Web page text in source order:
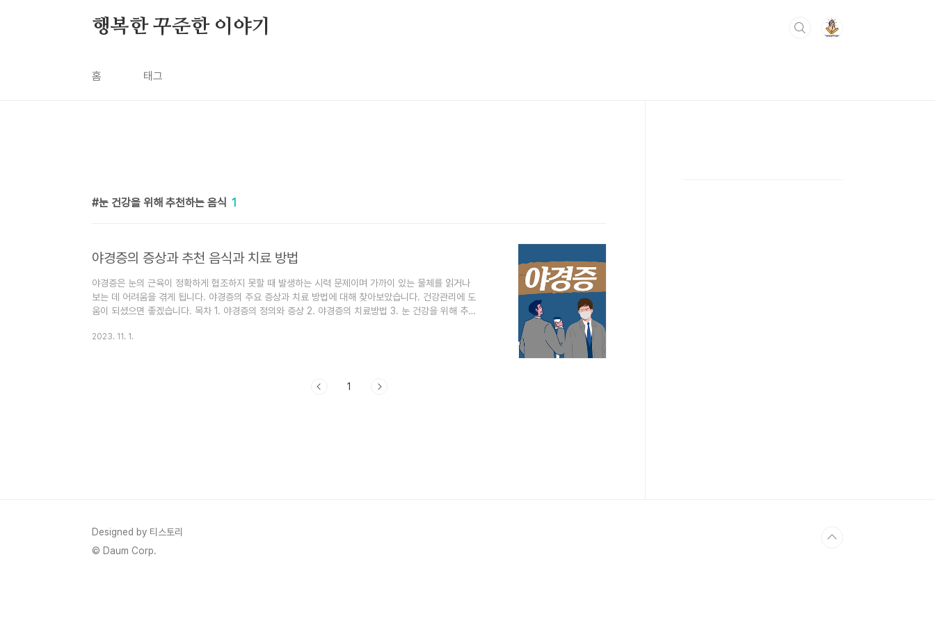
행복한 꾸준한 이야기
홈 태그
눈 건강을 위해 추천하는 음식 1
야경증의 증상과 추천 음식과 치료 방법
야경증은 눈의 근육이 정확하게 협조하지 못할 때 발생하는 시력 문제이며 가까이 있는 물체를 읽거나
보는 데 어려움을 겪게 됩니다. 야경증의 주요 증상과 치료 방법에 대해 찾아보았습니다. 건강관리에 도
움이 되셨으면 좋겠습니다. 목차 1. 야경증의 정의와 증상 2. 야경증의 치료방법 3. 눈 건강을 위해 추천
하나로, 주로 어두운 곳에서 눈이 잘 보이지 않는 상황을 가리킵니다. 이는 사람의 눈에는 망막이라는
2023. 11. 1.
1
Designed by 티스토리
© Daum Corp.